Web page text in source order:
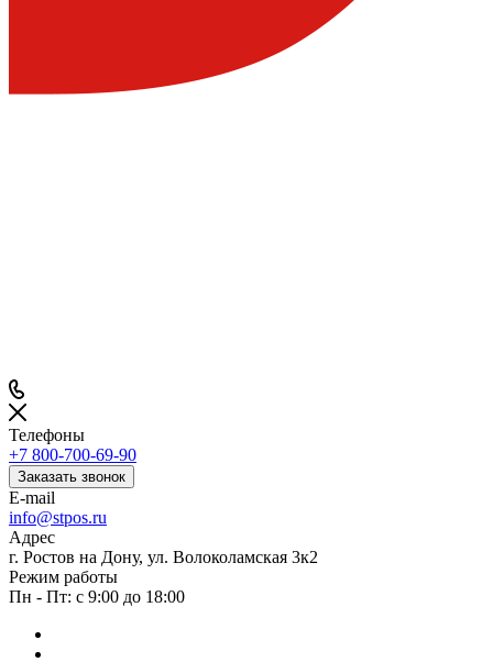
Телефоны
+7 800-700-69-90
Заказать звонок
E-mail
info@stpos.ru
Адрес
г. Ростов на Дону, ул. Волоколамская 3к2
Режим работы
Пн - Пт: с 9:00 до 18:00